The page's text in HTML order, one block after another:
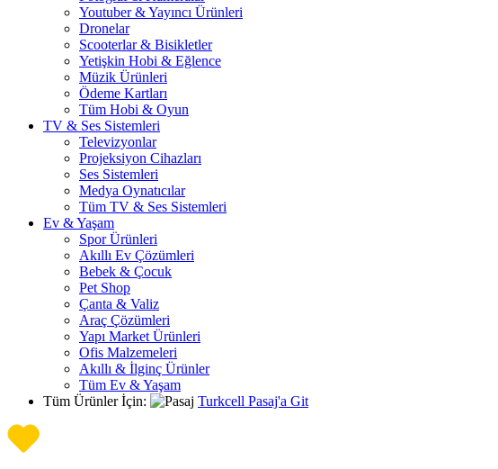
Youtuber & Yayıncı Ürünleri
Dronelar
Scooterlar & Bisikletler
Yetişkin Hobi & Eğlence
Müzik Ürünleri
Ödeme Kartları
Tüm Hobi & Oyun
TV & Ses Sistemleri
Televizyonlar
Projeksiyon Cihazları
Ses Sistemleri
Medya Oynatıcılar
Tüm TV & Ses Sistemleri
Ev & Yaşam
Spor Ürünleri
Akıllı Ev Çözümleri
Bebek & Çocuk
Pet Shop
Çanta & Valiz
Araç Çözümleri
Yapı Market Ürünleri
Ofis Malzemeleri
Akıllı & İlginç Ürünler
Tüm Ev & Yaşam
Tüm Ürünler İçin:
Turkcell Pasaj'a Git